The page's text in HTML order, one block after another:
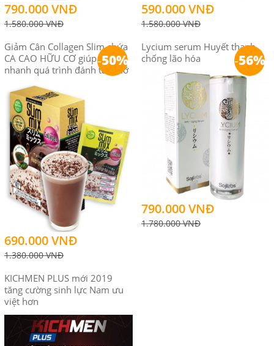
790.000 VNĐ
1.580.000 VNĐ
590.000 VNĐ
1.580.000 VNĐ
Giảm Cân Collagen Slim chứa
CA CAO HỮU CƠ giúp đẩy
nhanh quá trình đánh tan mỡ
690.000 VNĐ
1.380.000 VNĐ
-50%
Lycium serum Huyết thanh
chống lão hóa
790.000 VNĐ
1.780.000 VNĐ
-56%
KICHMEN PLUS mới 2019
tăng cường sinh lực Nam ưu
việt hơn